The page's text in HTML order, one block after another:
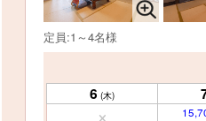
定員:1～4名様
6 (木)